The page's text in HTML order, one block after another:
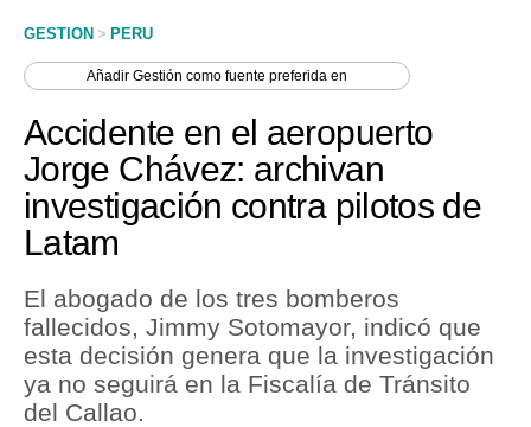
Economía
Mercados
Perú
Política
Tu Dinero
Finanzas Personales
GESTION > PERU
AñadirGestión como fuente preferida en
Accidente en el aeropuerto
Jorge Chávez: archivan
investigación contra pilotos de
Latam
El abogado de los tres bomberos
fallecidos, Jimmy Sotomayor, indicó que
esta decisión genera que la investigación
ya no seguirá en la Fiscalía de Tránsito
del Callao.